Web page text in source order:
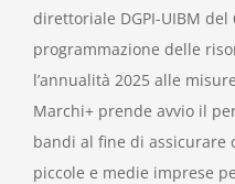
direttoriale DGPI-UIBM del
programmazione delle
l’annualità 2025 alle
Marchi+ prende avvio il
bandi al fine di assicurare
piccole e medie imprese